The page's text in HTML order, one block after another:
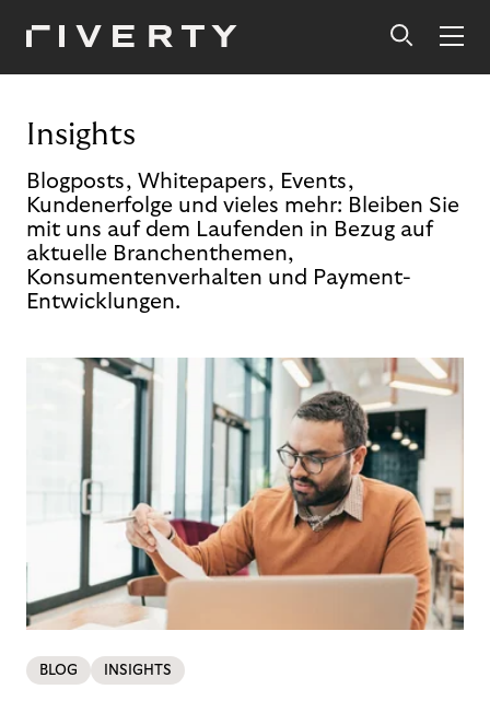
Insights
Blogposts, Whitepapers, Events,
Kundenerfolge und vieles mehr: Bleiben Sie
mit uns auf dem Laufenden in Bezug auf
aktuelle Branchenthemen,
Konsumentenverhalten und Payment-
Entwicklungen.
BLOG INSIGHTS